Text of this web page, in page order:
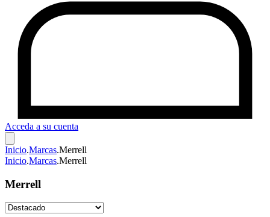
Acceda a su cuenta
Inicio.Marcas.Merrell
Inicio.Marcas.Merrell
Merrell